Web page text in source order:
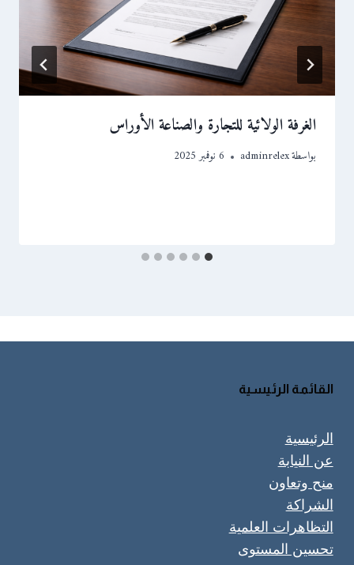
الغرفة الولائية للتجارة والصناعة الأوراس
بواسطةadminrelex 6 نوفمبر 2025
القائمة الرئيسية
الرئيسية
عن النيابة
منح وتعاون
الشراكة
التظاهرات العلمية
تحسين المستوى